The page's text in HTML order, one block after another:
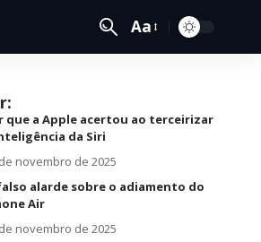
Aa
que a Apple acertou ao terceirizar
da Siri
novembro de 2025
alarde sobre o adiamento do
Air
novembro de 2025